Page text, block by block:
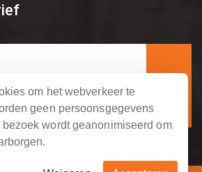
om het webverkeer te
geen persoonsgegevens
wordt geanonimiseerd om